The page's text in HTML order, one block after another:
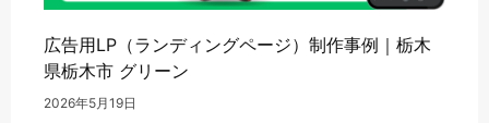
広告用LP（ランディングページ）制作事例｜栃木
県栃木市 グリーン
2026年5月19日